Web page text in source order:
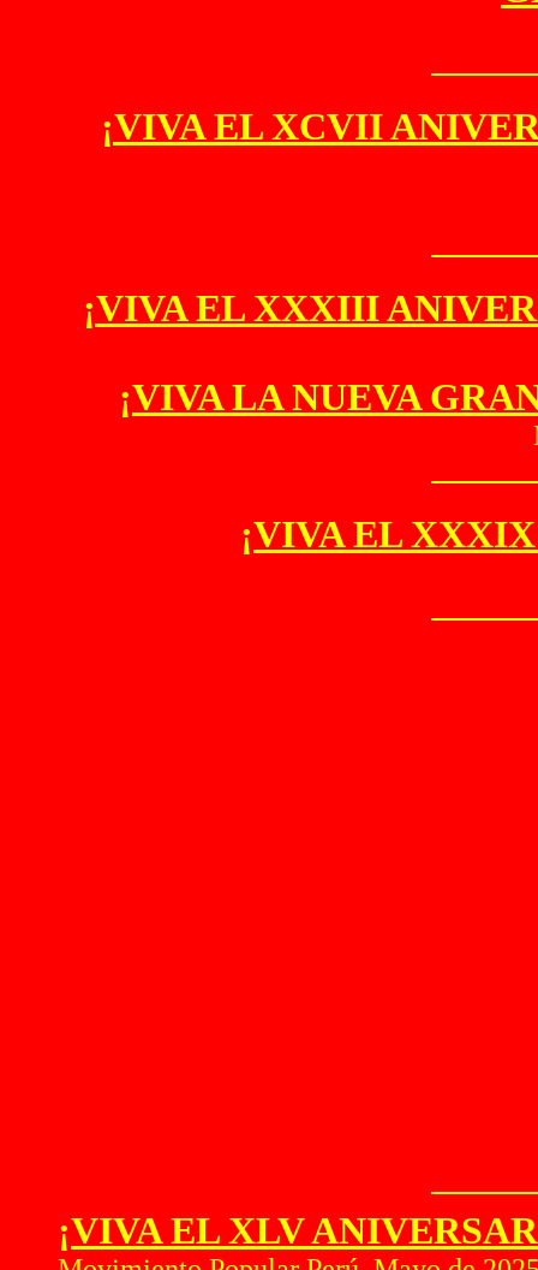
¡VIVA EL XCVII
¡VIVA EL XXXIII
¡VIVA LA NUEVA
¡VIVA EL
¡VIVA EL XLV